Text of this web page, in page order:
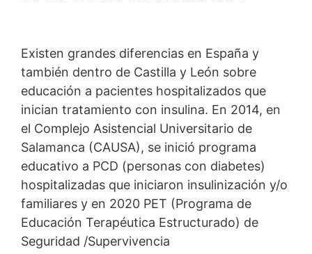
Existen grandes diferencias en España y
también dentro de Castilla y León sobre
educación a pacientes hospitalizados que
inician tratamiento con insulina. En 2014, en
el Complejo Asistencial Universitario de
Salamanca (CAUSA), se inició programa
educativo a PCD (personas con diabetes)
hospitalizadas que iniciaron insulinización y/o
familiares y en 2020 PET (Programa de
Educación Terapéutica Estructurado) de
Seguridad /Supervivencia